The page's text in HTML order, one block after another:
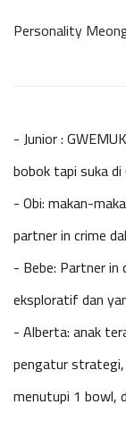
Personality
- Junior :
bobok tapi suka
- Obi: makan-
partner in crime
- Bebe: Partner
eksploratif dan
- Alberta: anak
pengatur strategi,
menutupi 1 bowl,